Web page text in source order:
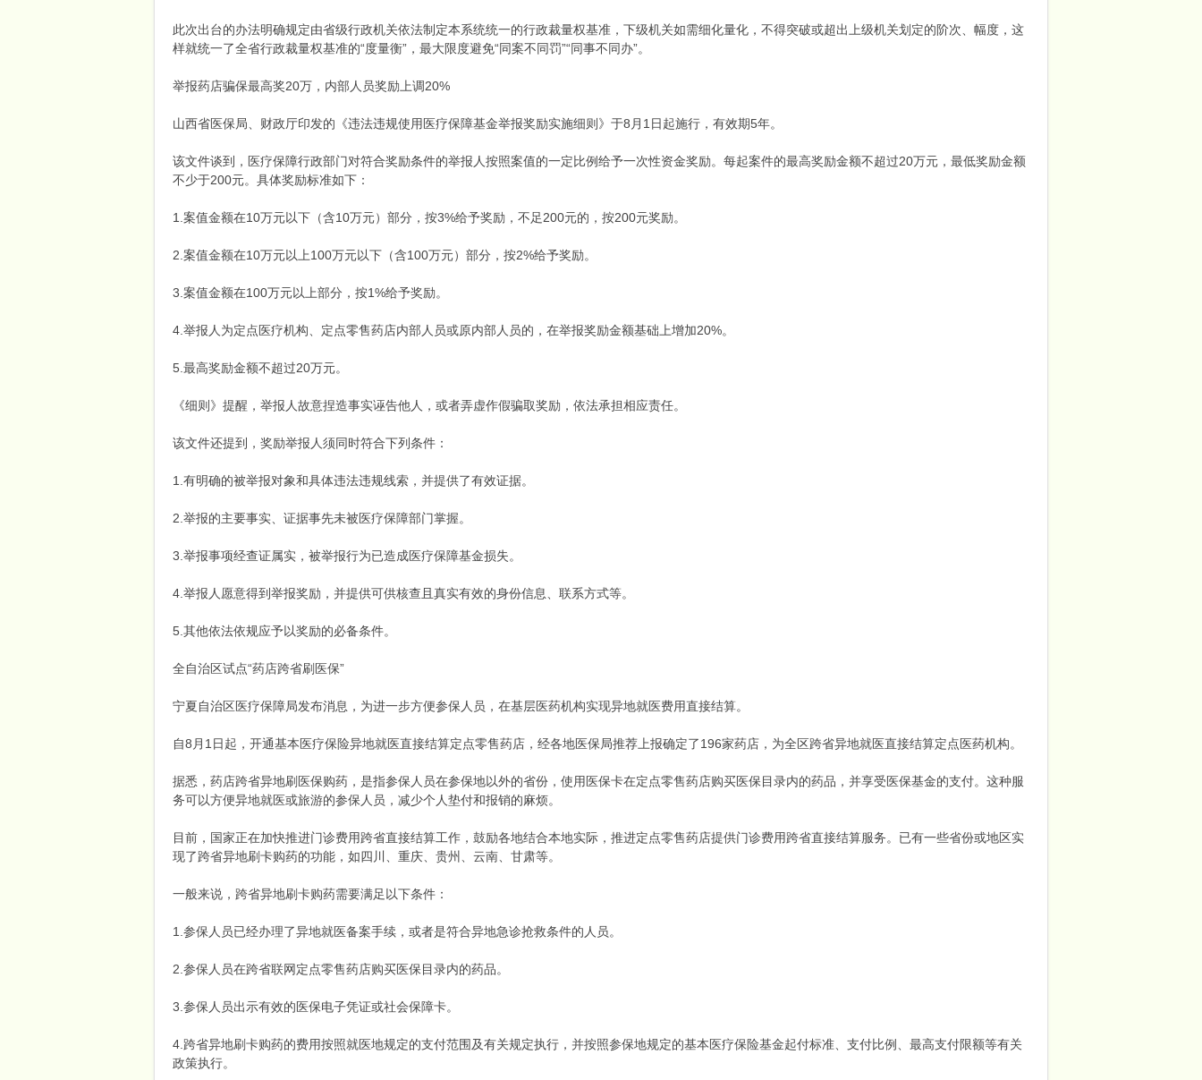
此次出台的办法明确规定由省级行政机关依法制定本系统统一的行政裁量权基准，下级机关如需细化量化，不得突破或超出上级机关划定的阶次、幅度，这
样就统一了全省行政裁量权基准的“度量衡”，最大限度避免“同案不同罚”“同事不同办”。
举报药店骗保最高奖20万，内部人员奖励上调20%
山西省医保局、财政厅印发的《违法违规使用医疗保障基金举报奖励实施细则》于8月1日起施行，有效期5年。
该文件谈到，医疗保障行政部门对符合奖励条件的举报人按照案值的一定比例给予一次性资金奖励。每起案件的最高奖励金额不超过20万元，最低奖励金额
不少于200元。具体奖励标准如下：
1.案值金额在10万元以下（含10万元）部分，按3%给予奖励，不足200元的，按200元奖励。
2.案值金额在10万元以上100万元以下（含100万元）部分，按2%给予奖励。
3.案值金额在100万元以上部分，按1%给予奖励。
4.举报人为定点医疗机构、定点零售药店内部人员或原内部人员的，在举报奖励金额基础上增加20%。
5.最高奖励金额不超过20万元。
《细则》提醒，举报人故意捏造事实诬告他人，或者弄虚作假骗取奖励，依法承担相应责任。
该文件还提到，奖励举报人须同时符合下列条件：
1.有明确的被举报对象和具体违法违规线索，并提供了有效证据。
2.举报的主要事实、证据事先未被医疗保障部门掌握。
3.举报事项经查证属实，被举报行为已造成医疗保障基金损失。
4.举报人愿意得到举报奖励，并提供可供核查且真实有效的身份信息、联系方式等。
5.其他依法依规应予以奖励的必备条件。
全自治区试点“药店跨省刷医保”
宁夏自治区医疗保障局发布消息，为进一步方便参保人员，在基层医药机构实现异地就医费用直接结算。
自8月1日起，开通基本医疗保险异地就医直接结算定点零售药店，经各地医保局推荐上报确定了196家药店，为全区跨省异地就医直接结算定点医药机构。
据悉，药店跨省异地刷医保购药，是指参保人员在参保地以外的省份，使用医保卡在定点零售药店购买医保目录内的药品，并享受医保基金的支付。这种服
务可以方便异地就医或旅游的参保人员，减少个人垫付和报销的麻烦。
目前，国家正在加快推进门诊费用跨省直接结算工作，鼓励各地结合本地实际，推进定点零售药店提供门诊费用跨省直接结算服务。已有一些省份或地区实
现了跨省异地刷卡购药的功能，如四川、重庆、贵州、云南、甘肃等。
一般来说，跨省异地刷卡购药需要满足以下条件：
1.参保人员已经办理了异地就医备案手续，或者是符合异地急诊抢救条件的人员。
2.参保人员在跨省联网定点零售药店购买医保目录内的药品。
3.参保人员出示有效的医保电子凭证或社会保障卡。
4.跨省异地刷卡购药的费用按照就医地规定的支付范围及有关规定执行，并按照参保地规定的基本医疗保险基金起付标准、支付比例、最高支付限额等有关
政策执行。